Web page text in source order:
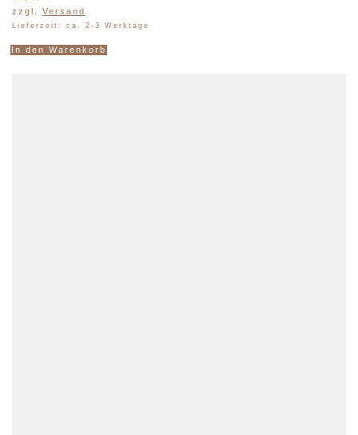
zzgl. Versand
Lieferzeit: ca. 2-3 Werktage
In den Warenkorb